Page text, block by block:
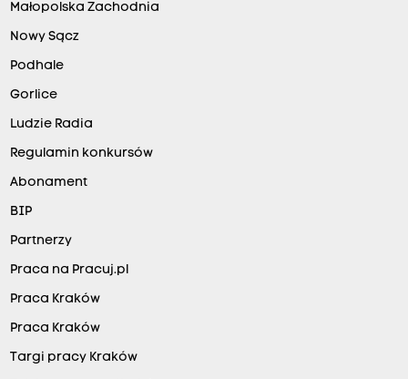
Małopolska Zachodnia
Nowy Sącz
Podhale
Gorlice
Ludzie Radia
Regulamin konkursów
Abonament
BIP
Partnerzy
Praca na Pracuj.pl
Praca Kraków
Praca Kraków
Targi pracy Kraków